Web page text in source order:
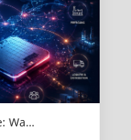
Wa…